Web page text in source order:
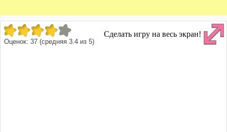
Оценок: 37 (средняя 3.4 из 5)
Сделать игру на весь экран!